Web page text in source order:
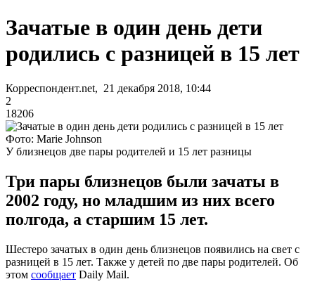
Зачатые в один день дети
родились с разницей в 15 лет
Корреспондент.net, 21 декабря 2018, 10:44
2
18206
Фото: Marie Johnson
У близнецов две пары родителей и 15 лет разницы
Три пары близнецов были зачаты в
2002 году, но младшим из них всего
полгода, а старшим 15 лет.
Шестеро зачатых в один день близнецов появились на свет с
разницей в 15 лет. Также у детей по две пары родителей. Об
этом сообщает Daily Mail.